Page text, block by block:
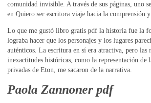
comunidad invisible. A través de sus páginas, uno
en Quiero ser escritora viaje hacia la comprensión
Lo que me gustó libro gratis pdf la historia fue la
lograba hacer que los personajes y los lugares
auténticos. La escritura en sí era atractiva, pero las
inexactitudes históricas, como la representación de
privadas de Eton, me sacaron de la narrativa.
Paola Zannoner pdf